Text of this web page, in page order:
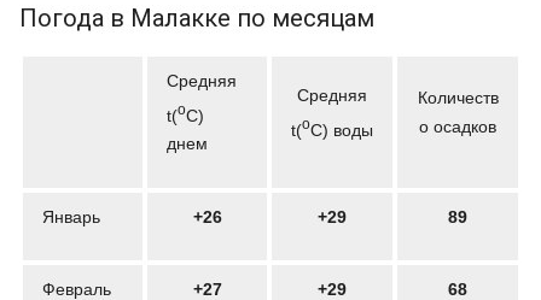
Погода в Малакке по месяцам
Средняя
t(oC)
днем
Средняя
t(oC) воды
Количеств
о осадков
Январь +26 +29 89
Февраль +27 +29 68